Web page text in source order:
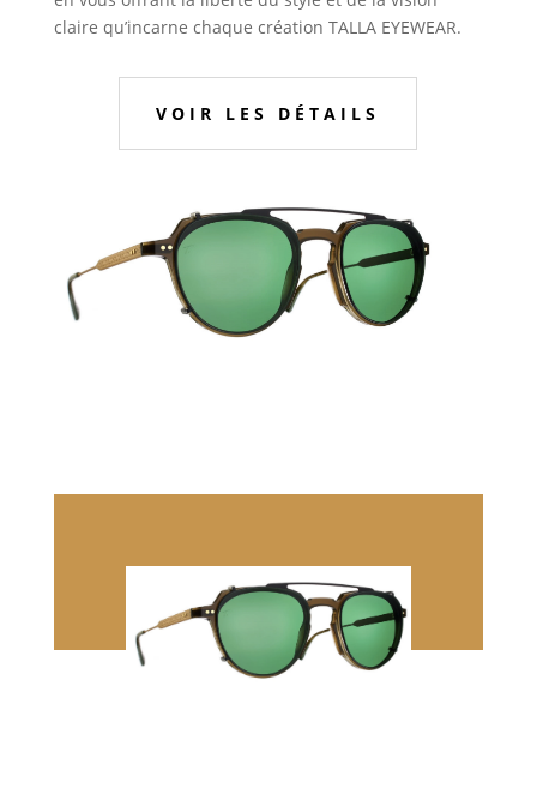
claire qu’incarne chaque création TALLA EYEWEAR.
VOIR LES DÉTAILS